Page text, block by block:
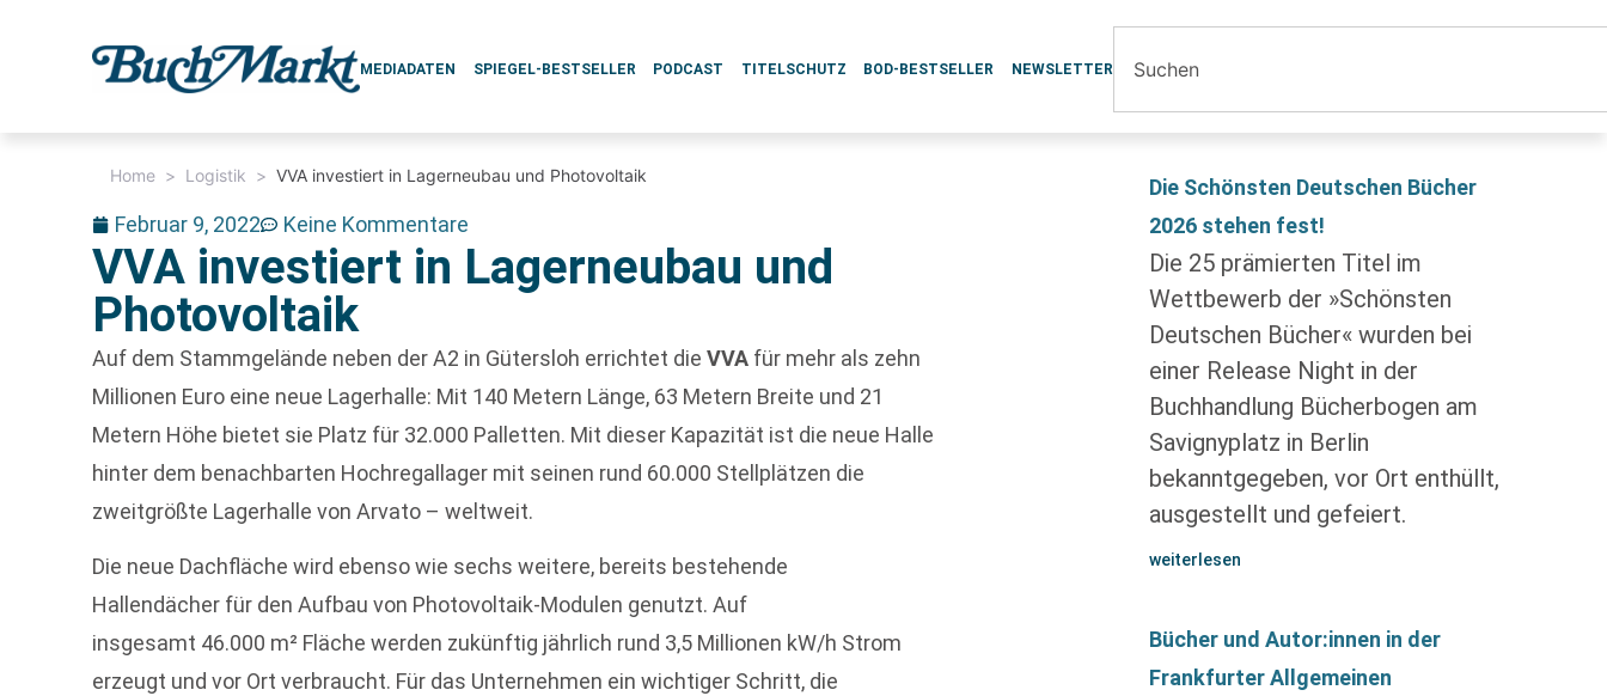
MEDIADATEN SPIEGEL-BESTSELLER PODCAST TITELSCHUTZ BOD-BESTSELLER NEWSLETTER
Home > Logistik > VVA investiert in Lagerneubau und Photovoltaik
Februar 9, 2022 Keine Kommentare
VVA investiert in Lagerneubau und
Photovoltaik
Auf dem Stammgelände neben der A2 in Gütersloh errichtet dieVVA für mehr als zehn
Millionen Euro eine neue Lagerhalle: Mit 140 Metern Länge, 63 Metern Breite und 21
Metern Höhe bietet sie Platz für 32.000 Palletten. Mit dieser Kapazität ist die neue Halle
hinter dem benachbarten Hochregallager mit seinen rund 60.000 Stellplätzen die
zweitgrößte Lagerhalle von Arvato – weltweit.
Die neue Dachfläche wird ebenso wie sechs weitere, bereits bestehende
Hallendächer für den Aufbau von Photovoltaik-Modulen genutzt. Auf
insgesamt 46.000 m² Fläche werden zukünftig jährlich rund 3,5 Millionen kW/h Strom
erzeugt und vor Ort verbraucht. Für das Unternehmen ein wichtiger Schritt, die
Die Schönsten Deutschen Bücher
2026 stehen fest!
Die 25 prämierten Titel im
Wettbewerb der »Schönsten
Deutschen Bücher« wurden bei
einer Release Night in der
Buchhandlung Bücherbogen am
Savignyplatz in Berlin
bekanntgegeben, vor Ort enthüllt,
ausgestellt und gefeiert.
weiterlesen
Bücher und Autor:innen in der
Frankfurter Allgemeinen